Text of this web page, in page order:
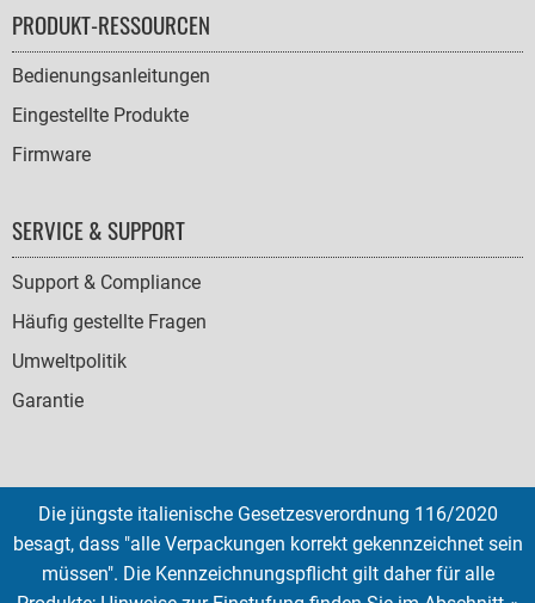
PRODUKT-RESSOURCEN
Bedienungsanleitungen
Eingestellte Produkte
Firmware
SERVICE & SUPPORT
Support & Compliance
Häufig gestellte Fragen
Umweltpolitik
Garantie
SOCIAL
ICONS
Die jüngste italienische Gesetzesverordnung 116/2020
besagt, dass "alle Verpackungen korrekt gekennzeichnet sein
müssen". Die Kennzeichnungspflicht gilt daher für alle